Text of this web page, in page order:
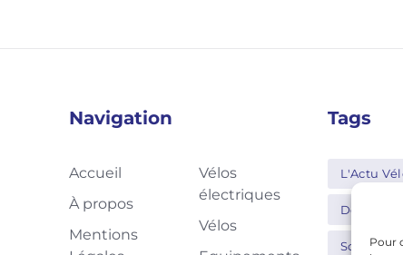
Pour
Navigation
Accueil
À propos
Mentions
Vélos
électriques
Vélos
Tags
L'Actu
Decathlon
Schwalbe